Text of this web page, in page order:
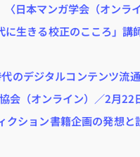
日本マンガ学会（オンラ
生きる校正のこころ」講
のデジタルコンテンツ流
会（オンライン）／2月22
ション書籍企画の発想と